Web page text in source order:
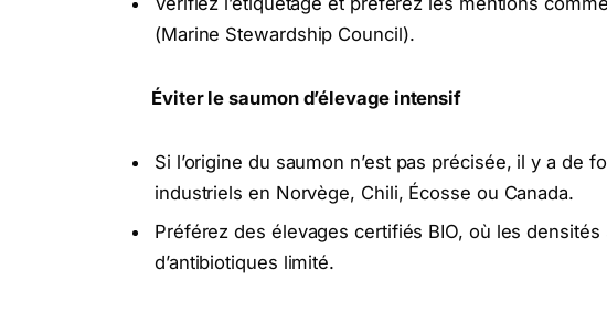
(Marine Stewardship Council).
Éviter le saumon d’élevage intensif
Si l’origine du saumon n’est pas précisée, il y a de
industriels en Norvège, Chili, Écosse ou Canada.
Préférez des élevages certifiés BIO, où les densités
d’antibiotiques limité.